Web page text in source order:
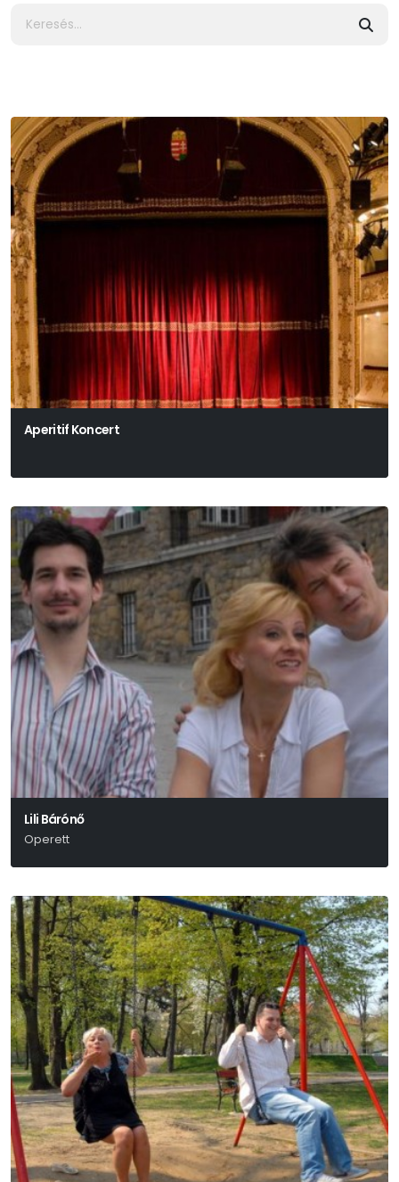
Aperitif Koncert
Lili Bárónő
Operett